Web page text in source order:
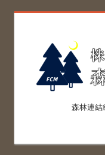
森林連結